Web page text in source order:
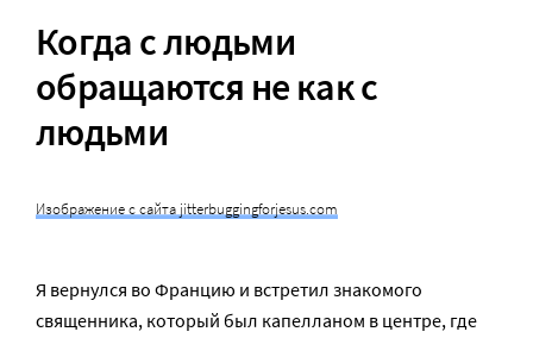
Когда с людьми
обращаются не как с
людьми
Изображение с сайта jitterbuggingforjesus.com
Я вернулся во Францию и встретил знакомого
священника, который был капелланом в центре, где